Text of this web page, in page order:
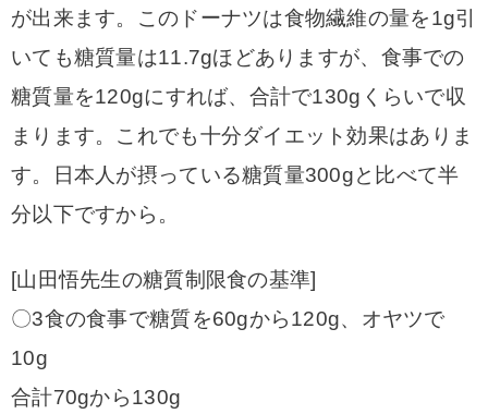
が出来ます。このドーナツは食物繊維の量を1g引
いても糖質量は11.7gほどありますが、食事での
糖質量を120gにすれば、合計で130gくらいで収
まります。これでも十分ダイエット効果はありま
す。日本人が摂っている糖質量300gと比べて半
分以下ですから。
[山田悟先生の糖質制限食の基準]
〇3食の食事で糖質を60gから120g、オヤツで
10g
合計70gから130g